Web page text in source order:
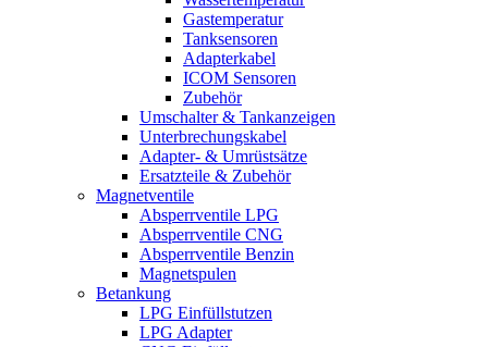
Gastemperatur
Tanksensoren
Adapterkabel
ICOM Sensoren
Zubehör
Umschalter & Tankanzeigen
Unterbrechungskabel
Adapter- & Umrüstsätze
Ersatzteile & Zubehör
Magnetventile
Absperrventile LPG
Absperrventile CNG
Absperrventile Benzin
Magnetspulen
Betankung
LPG Einfüllstutzen
LPG Adapter